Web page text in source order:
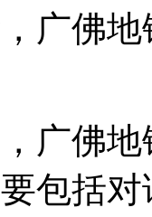
广佛
佛地
包括